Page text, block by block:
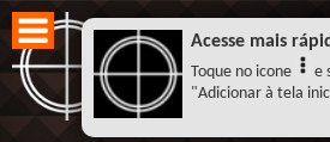
Acesse mais
Toque no icone
e
"Adicionar à tela